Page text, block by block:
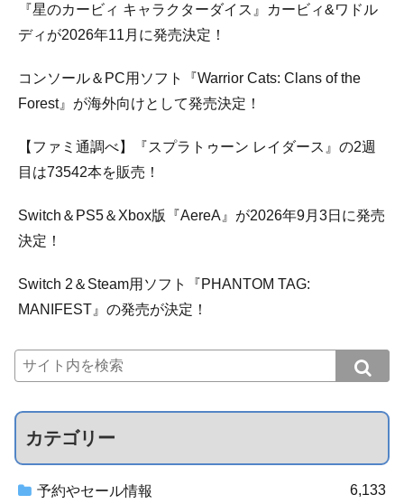
『星のカービィ キャラクターダイス』カービィ&ワドル
ディが2026年11月に発売決定！
コンソール＆PC用ソフト『Warrior Cats: Clans of the
Forest』が海外向けとして発売決定！
【ファミ通調べ】『スプラトゥーン レイダース』の2週
目は73542本を販売！
Switch＆PS5＆Xbox版『AereA』が2026年9月3日に発売
決定！
Switch 2＆Steam用ソフト『PHANTOM TAG:
MANIFEST』の発売が決定！
カテゴリー
予約やセール情報 6,133